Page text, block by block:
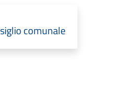
comunale